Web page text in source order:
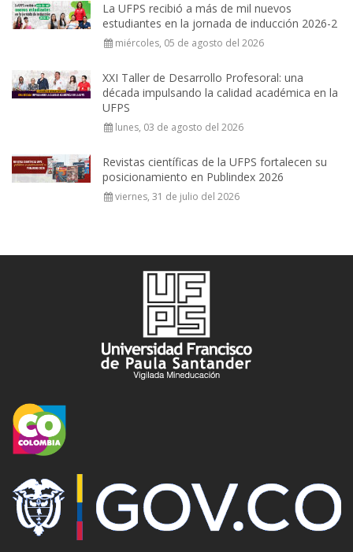
La UFPS recibió a más de mil nuevos
estudiantes en la jornada de inducción 2026-2
miércoles, 05 de agosto del 2026
XXI Taller de Desarrollo Profesoral: una
década impulsando la calidad académica en la
UFPS
lunes, 03 de agosto del 2026
Revistas científicas de la UFPS fortalecen su
posicionamiento en Publindex 2026
viernes, 31 de julio del 2026